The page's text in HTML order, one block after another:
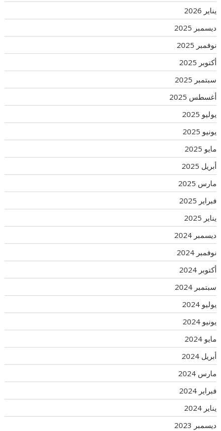
يناير 2026
ديسمبر 2025
نوفمبر 2025
أكتوبر 2025
سبتمبر 2025
أغسطس 2025
يوليو 2025
يونيو 2025
مايو 2025
أبريل 2025
مارس 2025
فبراير 2025
يناير 2025
ديسمبر 2024
نوفمبر 2024
أكتوبر 2024
سبتمبر 2024
يوليو 2024
يونيو 2024
مايو 2024
أبريل 2024
مارس 2024
فبراير 2024
يناير 2024
ديسمبر 2023